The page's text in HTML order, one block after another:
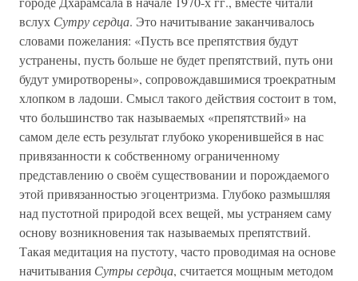
вслух Сутру сердца. Это начитывание заканчивалось
словами пожелания: «Пусть все препятствия будут
устранены, пусть больше не будет препятствий, путь они
будут умиротворены», сопровождавшимися троекратным
хлопком в ладоши. Смысл такого действия состоит в том,
что большинство так называемых «препятствий» на
самом деле есть результат глубоко укоренившейся в нас
привязанности к собственному ограниченному
представлению о своём существовании и порождаемого
этой привязанностью эгоцентризма. Глубоко размышляя
над пустотной природой всех вещей, мы устраняем саму
основу возникновения так называемых препятствий.
Такая медитация на пустоту, часто проводимая на основе
начитывания Сутры сердца, считается мощным методом